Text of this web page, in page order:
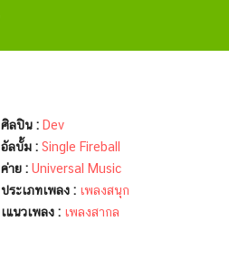
ศิลปิน : Dev
อัลบั้ม : Single Fireball
ค่าย : Universal Music
ประเภทเพลง : เพลงสนุก
เแนวเพลง : เพลงสากล